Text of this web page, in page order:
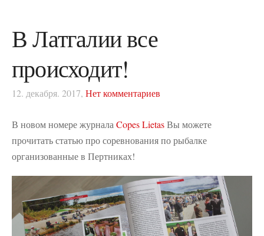
В Латгалии все
происходит!
12. декабря. 2017, Нет комментариев
В новом номере журнала Copes LietasВы можете
прочитать статью про соревнования по рыбалке
организованные в Пертниках!